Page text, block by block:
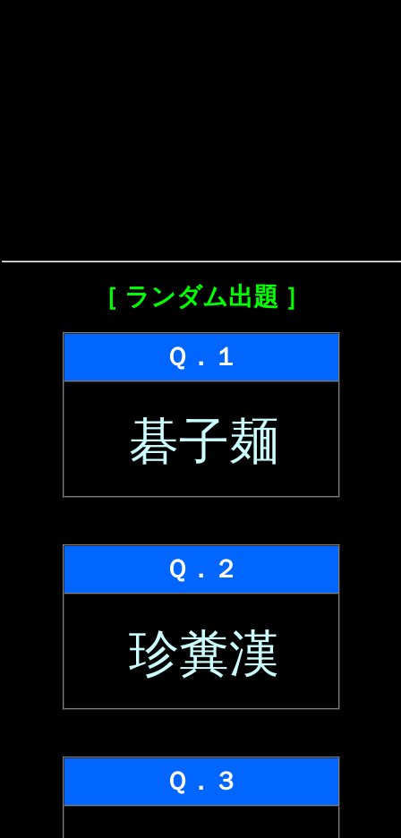
［ ランダム出題 ］
Ｑ．１
碁子麺
Ｑ．２
珍糞漢
Ｑ．３